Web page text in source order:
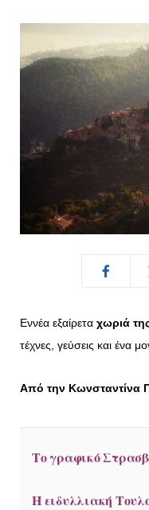
Εννέα εξαίρετα χωριά
τέχνες, γεύσεις και ένα
Από την Κωνσταντίνα
Το γραφικό
Η ειδυλλιακή